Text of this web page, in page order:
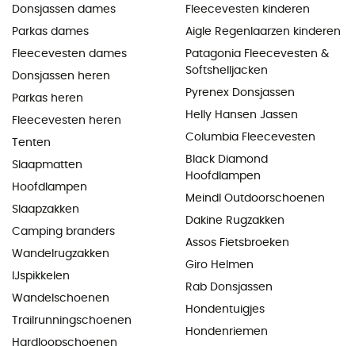
Donsjassen dames
Parkas dames
Fleecevesten dames
Donsjassen heren
Parkas heren
Fleecevesten heren
Tenten
Slaapmatten
Hoofdlampen
Slaapzakken
Camping branders
Wandelrugzakken
IJspikkelen
Wandelschoenen
Trailrunningschoenen
Hardloopschoenen
Fleecevesten kinderen
Aigle Regenlaarzen kinderen
Patagonia Fleecevesten &
Softshelljacken
Pyrenex Donsjassen
Helly Hansen Jassen
Columbia Fleecevesten
Black Diamond
Hoofdlampen
Meindl Outdoorschoenen
Dakine Rugzakken
Assos Fietsbroeken
Giro Helmen
Rab Donsjassen
Hondentuigjes
Hondenriemen